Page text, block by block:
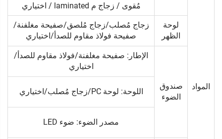
المواد
مُقوى / زجاج م laminated / اختياري
لوحة
الظهر
زجاج مُصلب/زجاج مُلصق/صفيحة مغلفنة/
صفيحة فولاذ مقاوم للصدأ/اختياري
صندوق
الضوء
الإطار: صفيحة مغلفنة/فولاذ مقاوم للصدأ/
اختياري
اللوحة: لوحة PC/زجاج مُصلب/اختياري
مصدر الضوء: ضوء LED